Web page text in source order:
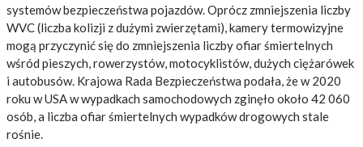
systemów bezpieczeństwa pojazdów. Oprócz zmniejszenia liczby
WVC (liczba kolizji z dużymi zwierzętami), kamery termowizyjne
mogą przyczynić się do zmniejszenia liczby ofiar śmiertelnych
wśród pieszych, rowerzystów, motocyklistów, dużych ciężarówek
i autobusów. Krajowa Rada Bezpieczeństwa podała, że w 2020
roku w USA w wypadkach samochodowych zginęło około 42 060
osób, a liczba ofiar śmiertelnych wypadków drogowych stale
rośnie.